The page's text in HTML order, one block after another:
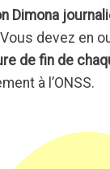
Dimona
devez en
de fin de
à l’ONSS.